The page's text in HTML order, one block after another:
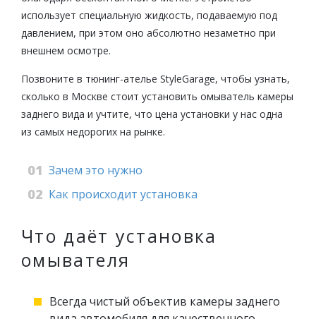
использует специальную жидкость, подаваемую под
давлением, при этом оно абсолютно незаметно при
внешнем осмотре.
Позвоните в тюнинг-ателье StyleGarage, чтобы узнать,
сколько в Москве стоит установить омыватель камеры
заднего вида и учтите, что цена установки у нас одна
из самых недорогих на рынке.
Зачем это нужно
Как происходит установка
Что даёт установка
омывателя
Всегда чистый объектив камеры заднего